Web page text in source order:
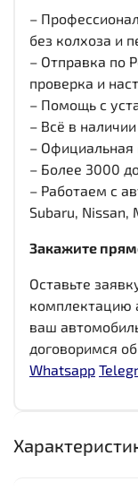
–
без колхоза и
– Отправка по
проверка и
– Помощь с
– Всё в
– Официальная
– Более 3000
– Работаем с
Subaru, Nissan,
Закажите
Оставьте
комплектацию
ваш
договоримся
Whatsapp